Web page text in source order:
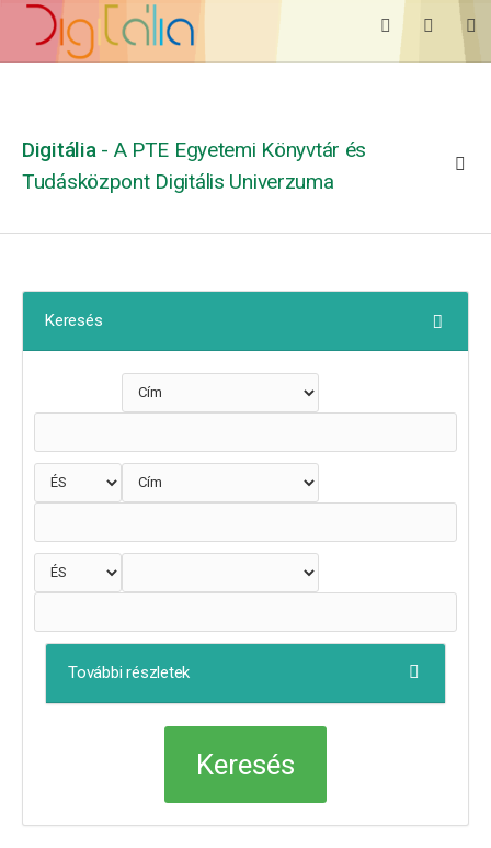
Digitália - A PTE Egyetemi Könyvtár és
Tudásközpont Digitális Univerzuma
Keresés
További részletek